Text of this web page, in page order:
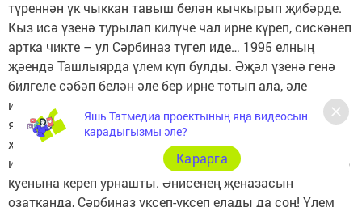
Яшь Татмедиа проектының яңа видеосын
карадыгызмы әле?
Карарга